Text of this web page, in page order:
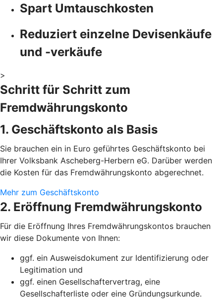
Spart Umtauschkosten
Reduziert einzelne Devisenkäufe
und -verkäufe
>
Schritt für Schritt zum
Fremdwährungskonto
1. Geschäftskonto als Basis
Sie brauchen ein in Euro geführtes Geschäftskonto bei
Ihrer Volksbank Ascheberg-Herbern eG. Darüber werden
die Kosten für das Fremdwährungskonto abgerechnet.
Mehr zum Geschäftskonto
2. Eröffnung Fremdwährungskonto
Für die Eröffnung Ihres Fremdwährungskontos brauchen
wir diese Dokumente von Ihnen:
ggf. ein Ausweisdokument zur Identifizierung oder
Legitimation und
ggf. einen Gesellschaftervertrag, eine
Gesellschafterliste oder eine Gründungsurkunde.